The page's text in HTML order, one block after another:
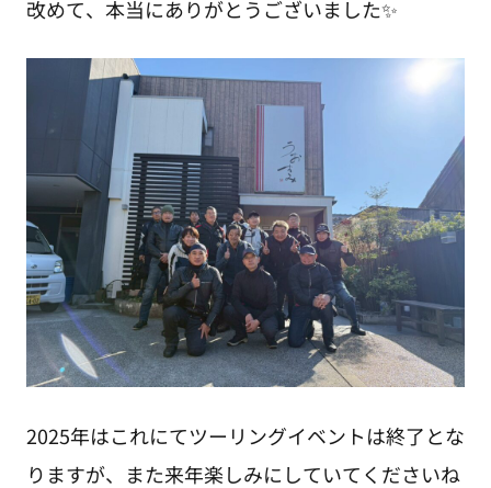
改めて、本当にありがとうございました✨
2025年はこれにてツーリングイベントは終了とな
りますが、また来年楽しみにしていてくださいね